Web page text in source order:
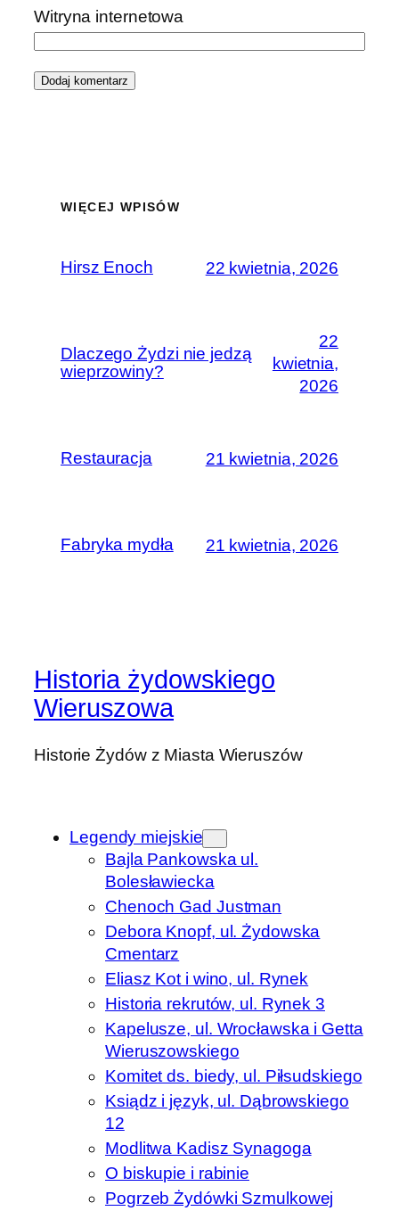
Witryna internetowa
WIĘCEJ WPISÓW
Hirsz Enoch 22 kwietnia, 2026
Dlaczego Żydzi nie jedzą
wieprzowiny?
22
kwietnia,
2026
Restauracja 21 kwietnia, 2026
Fabryka mydła 21 kwietnia, 2026
Historia żydowskiego
Wieruszowa
Historie Żydów z Miasta Wieruszów
Legendy miejskie
Bajla Pankowska ul.
Bolesławiecka
Chenoch Gad Justman
Debora Knopf, ul. Żydowska
Cmentarz
Eliasz Kot i wino, ul. Rynek
Historia rekrutów, ul. Rynek 3
Kapelusze, ul. Wrocławska i Getta
Wieruszowskiego
Komitet ds. biedy, ul. Piłsudskiego
Ksiądz i język, ul. Dąbrowskiego
12
Modlitwa Kadisz Synagoga
O biskupie i rabinie
Pogrzeb Żydówki Szmulkowej